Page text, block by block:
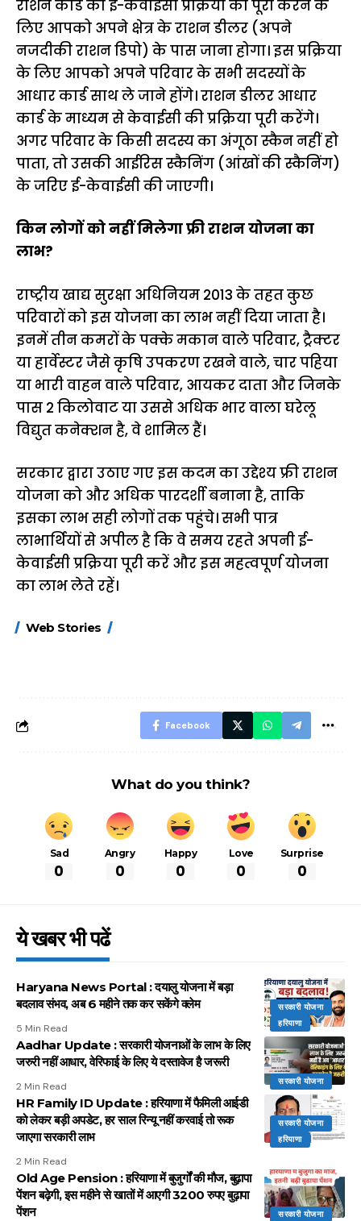
राशन कार्ड की ई-केवाईसी प्रक्रिया को पूरा करने के
लिए आपको अपने क्षेत्र के राशन डीलर (अपने
नजदीकी राशन डिपो) के पास जाना होगा। इस प्रक्रिया
के लिए आपको अपने परिवार के सभी सदस्यों के
आधार कार्ड साथ ले जाने होंगे। राशन डीलर आधार
कार्ड के माध्यम से केवाईसी की प्रक्रिया पूरी करेंगे।
अगर परिवार के किसी सदस्य का अंगूठा स्कैन नहीं हो
पाता, तो उसकी आईरिस स्कैनिंग (आंखों की स्कैनिंग)
के जरिए ई-केवाईसी की जाएगी।
किन लोगों को नहीं मिलेगा फ्री राशन योजना का
लाभ?
राष्ट्रीय खाद्य सुरक्षा अधिनियम 2013 के तहत कुछ
परिवारों को इस योजना का लाभ नहीं दिया जाता है।
इनमें तीन कमरों के पक्के मकान वाले परिवार, ट्रैक्टर
या हार्वेस्टर जैसे कृषि उपकरण रखने वाले, चार पहिया
या भारी वाहन वाले परिवार, आयकर दाता और जिनके
पास 2 किलोवाट या उससे अधिक भार वाला घरेलू
विद्युत कनेक्शन है, वे शामिल हैं।
सरकार द्वारा उठाए गए इस कदम का उद्देश्य फ्री राशन
योजना को और अधिक पारदर्शी बनाना है, ताकि
इसका लाभ सही लोगों तक पहुंचे। सभी पात्र
लाभार्थियों से अपील है कि वे समय रहते अपनी ई-
केवाईसी प्रक्रिया पूरी करें और इस महत्वपूर्ण योजना
का लाभ लेते रहें।
Web Stories
FASTag के ये नए
Facebook
What do you think?
Sad
0
Angry
0
Happy
0
Love
0
Surprise
0
ये खबर भी पढें
सरकारी योजना
हरियाणा
Haryana News Portal : दयालु योजना में बड़ा
बदलाव संभव, अब 6 महीने तक कर सकेंगे क्लेम
5 Min Read
सरकारी योजना
Aadhar Update : सरकारी योजनाओं के लाभ के लिए
जरुरी नहीं आधार, वेरिफाई के लिए ये दस्तावेज है जरूरी
2 Min Read
सरकारी योजना
हरियाणा
HR Family ID Update : हरियाणा में फैमिली आईडी
को लेकर बड़ी अपडेट, हर साल रिन्यू नहीं करवाई तो रूक
जाएगा सरकारी लाभ
2 Min Read
सरकारी योजना
Old Age Pension : हरियाणा में बुजुर्गों की मौज, बुढ़ापा
पेंशन बढ़ेगी, इस महीने से खातों में आएगी 3200 रुपए बुढ़ापा
पेंशन